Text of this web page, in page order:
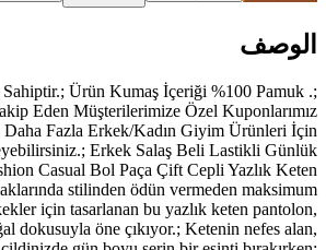
الوصف
Ürün Kumaş İçeriği %100 Pamuk .;
Eden Müşterilerimize Özel Kuponlarımız
Daha Fazla Erkek/Kadın Giyim Ürünleri İçin
Erkek Salaş Beli Lastikli Günlük
Casual Bol Paça Çift Cepli Yazlık Keten
stilinden ödün vermeden maksimum
için tasarlanan bu yazlık keten pantolon,
dokusuyla öne çıkıyor.; Ketenin nefes alan,